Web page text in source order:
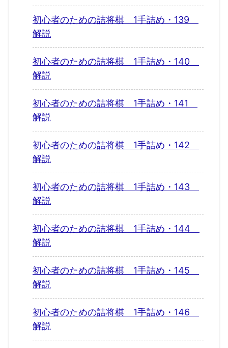
初心者のための詰将棋 1手詰め・139
解説
初心者のための詰将棋 1手詰め・140
解説
初心者のための詰将棋 1手詰め・141
解説
初心者のための詰将棋 1手詰め・142
解説
初心者のための詰将棋 1手詰め・143
解説
初心者のための詰将棋 1手詰め・144
解説
初心者のための詰将棋 1手詰め・145
解説
初心者のための詰将棋 1手詰め・146
解説